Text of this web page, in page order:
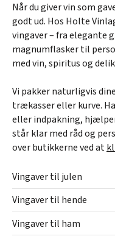
Når du giver vin som
godt ud. Hos Holte
vingaver – fra elegante
magnumflasker til
med vin, spiritus og
Vi pakker naturligvis
trækasser eller kurve.
eller indpakning,
står klar med råd og
over butikkerne ved at
Vingaver til julen
Vingaver til hende
Vingaver til ham